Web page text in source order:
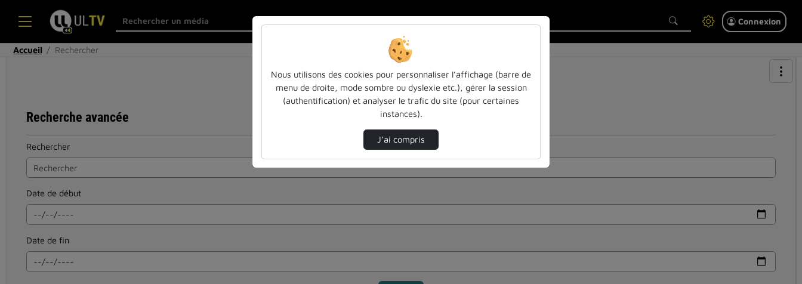
Connexion
Accueil Rechercher
Recherche avancée
Rechercher
Date de début
Date de fin
Nous utilisons des cookies pour personnaliser l’affichage (barre de
menu de droite, mode sombre ou dyslexie etc.), gérer la session
(authentification) et analyser le trafic du site (pour certaines
instances).
J’ai compris